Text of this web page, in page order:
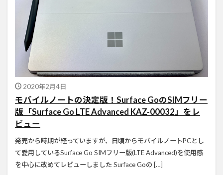
2020年2月4日
モバイルノートの決定版！Surface GoのSIMフリー
版「Surface Go LTE Advanced KAZ-00032」をレ
ビュー
発売から時期が経っていますが、日頃からモバイルノートPCとし
て愛用しているSurface Go SIMフリー版(LTE Advanced)を使用感
を中心に改めてレビューしました Surface Goの […]